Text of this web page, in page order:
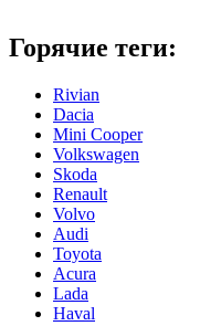
Горячие теги:
Rivian
Dacia
Mini Cooper
Volkswagen
Skoda
Renault
Volvo
Audi
Toyota
Acura
Lada
Haval